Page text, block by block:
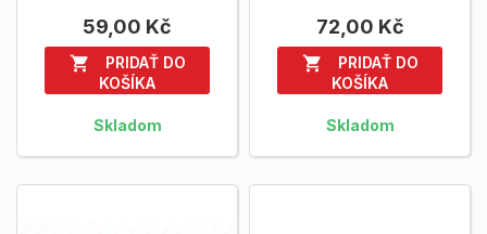
59,00 Kč

PRIDAŤ DO
KOŠÍKA
Skladom
viac
72,00 Kč

PRIDAŤ DO
KOŠÍKA
Skladom